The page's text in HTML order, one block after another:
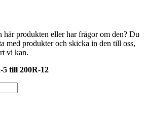
här produkten eller har frågor om den? Du
med produkter och skicka in den till oss,
vi kan.
5 till 200R-12